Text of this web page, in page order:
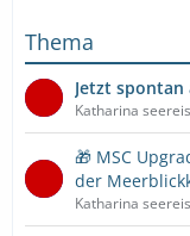
Thema
Jetzt spontan
Katharina
🎁 MSC
der
Katharina